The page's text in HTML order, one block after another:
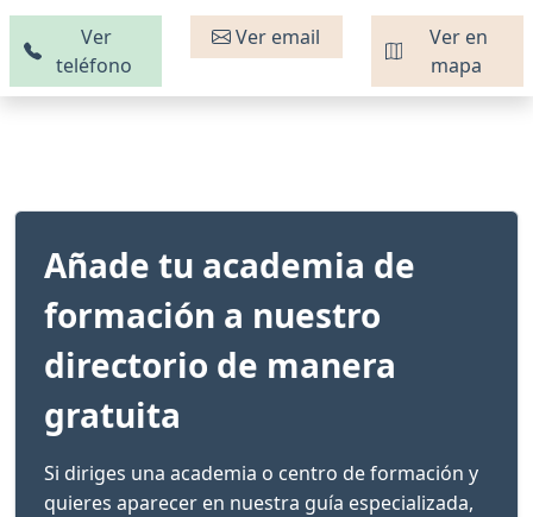
Ver
teléfono
Ver email
Ver en
mapa
Añade tu academia de
formación a nuestro
directorio de manera
gratuita
Si diriges una academia o centro de formación y
quieres aparecer en nuestra guía especializada,